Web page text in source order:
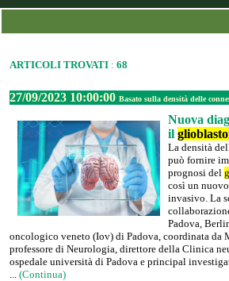
ARTICOLI TROVATI : 68
27/09/2023 10:00:00 Basato sulla densità delle
Nuova
il
La densità
può fornire
prognosi del
così un
invasivo. La
Padova,
oncologico veneto (Iov) di Padova, coordinata da
professore di Neurologia, direttore della Clinica
ospedale università di Padova e principal
... (Continua)